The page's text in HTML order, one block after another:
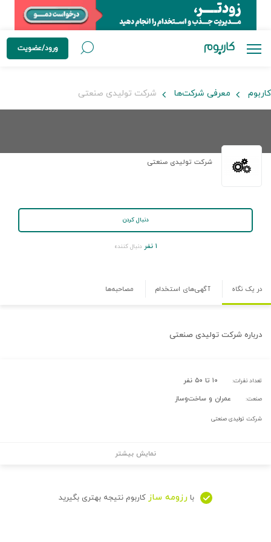
ورود/عضویت
کاربوم معرفی شرکت‌ها شرکت تولیدی صنعتی
شرکت تولیدی صنعتی
دنبال کردن
۱ نفر دنبال کننده
در یک نگاه آگهی‌های استخدام مصاحبه‌ها
درباره شرکت تولیدی صنعتی
تعداد نفرات: ۱۰ تا ۵۰ نفر
صنعت: عمران و ساخت‌وساز
شرکت تولیدی صنعتی
نمایش بیشتر
با رزومه ساز کاربوم نتیجه بهتری بگیرید